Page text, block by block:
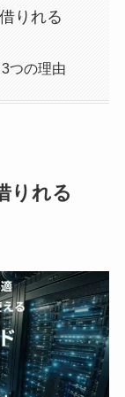
りれる
つの理由
りれる